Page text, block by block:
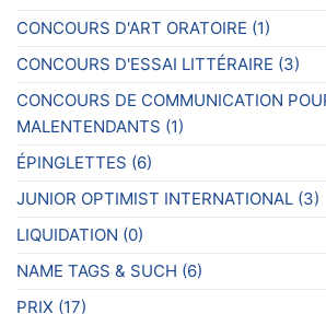
CONCOURS D'ART ORATOIRE (1)
CONCOURS D'ESSAI LITTÉRAIRE (3)
CONCOURS DE COMMUNICATION
MALENTENDANTS (1)
ÉPINGLETTES (6)
JUNIOR OPTIMIST INTERNATIONAL (3)
LIQUIDATION (0)
NAME TAGS & SUCH (6)
PRIX (17)